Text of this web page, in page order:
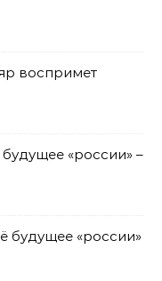
воспримет
«россии» –
будущее «россии»